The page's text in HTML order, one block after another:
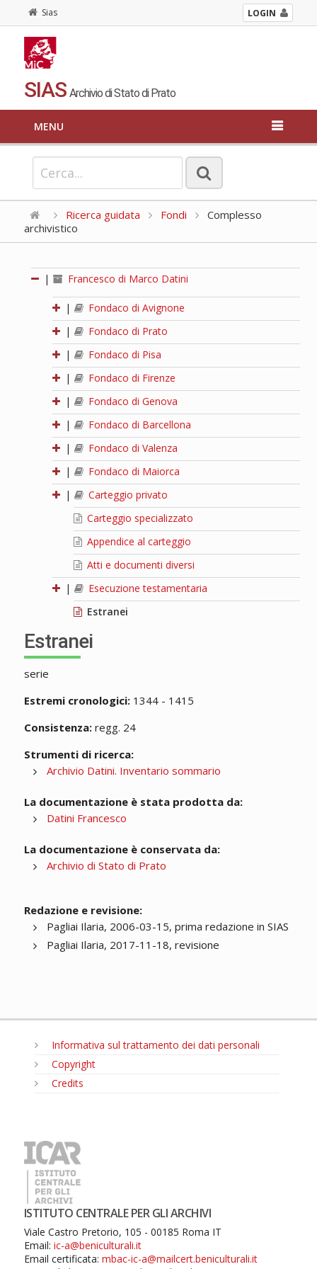
Sias LOGIN
SIAS Archivio di Stato di Prato
MENU
Ricerca guidata Fondi
Complesso
archivistico
| Francesco di Marco Datini
|
Fondaco di Avignone
|
Fondaco di Prato
|
Fondaco di Pisa
|
Fondaco di Firenze
|
Fondaco di Genova
|
Fondaco di Barcellona
|
Fondaco di Valenza
|
Fondaco di Maiorca
|
Carteggio privato
Carteggio specializzato
Appendice al carteggio
Atti e documenti diversi
|
Esecuzione testamentaria
Estranei
Estranei
serie
Estremi cronologici:1344 - 1415
Consistenza:regg. 24
Strumenti di ricerca:
Archivio Datini. Inventario sommario
La documentazione è stata prodotta da:
Datini Francesco
La documentazione è conservata da:
Archivio di Stato di Prato
Redazione e revisione:
Pagliai Ilaria, 2006-03-15, prima redazione in SIAS
Pagliai Ilaria, 2017-11-18, revisione
Informativa sul trattamento dei dati personali
Copyright
Credits
ISTITUTO CENTRALE PER GLI ARCHIVI
Viale Castro Pretorio, 105 - 00185 Roma IT
Email: ic-a@beniculturali.it
Email certificata: mbac-ic-a@mailcert.beniculturali.it